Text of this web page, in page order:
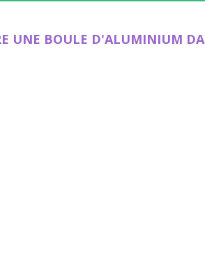
UNE BOULE D'ALUMINIUM